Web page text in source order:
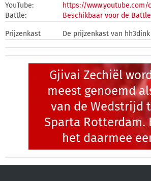
YouTube:
https://www.youtube.com/
Battle:
Beschikbaar voor de Battle
Prijzenkast De prijzenkast van
Gjivai Zechiël
meest genoemd
van de Wedstrijd
Sparta Rotterdam.
het daarmee